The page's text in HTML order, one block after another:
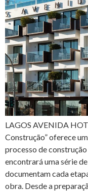
LAGOS AVENIDA
Construção” oferece
processo de
encontrará uma série
documentam cada
obra. Desde a